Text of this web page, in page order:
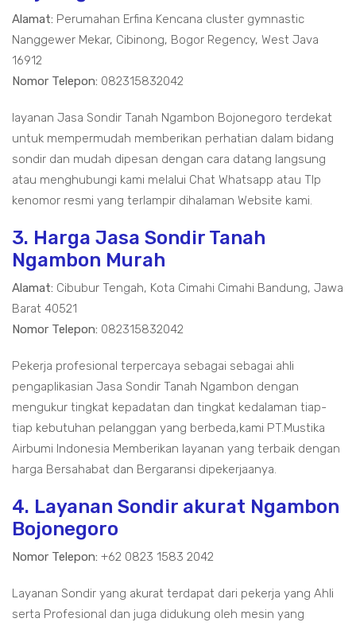
Alamat: Perumahan Erfina Kencana cluster gymnastic
Nanggewer Mekar, Cibinong, Bogor Regency, West Java
16912
Nomor Telepon: 082315832042
layanan Jasa Sondir Tanah Ngambon Bojonegoro terdekat
untuk mempermudah memberikan perhatian dalam bidang
sondir dan mudah dipesan dengan cara datang langsung
atau menghubungi kami melalui Chat Whatsapp atau Tlp
kenomor resmi yang terlampir dihalaman Website kami.
3. Harga Jasa Sondir Tanah
Ngambon Murah
Alamat: Cibubur Tengah, Kota Cimahi Cimahi Bandung, Jawa
Barat 40521
Nomor Telepon: 082315832042
Pekerja profesional terpercaya sebagai sebagai ahli
pengaplikasian Jasa Sondir Tanah Ngambon dengan
mengukur tingkat kepadatan dan tingkat kedalaman tiap-
tiap kebutuhan pelanggan yang berbeda,kami PT.Mustika
Airbumi Indonesia Memberikan layanan yang terbaik dengan
harga Bersahabat dan Bergaransi dipekerjaanya.
4. Layanan Sondir akurat Ngambon
Bojonegoro
Nomor Telepon: +62 0823 1583 2042
Layanan Sondir yang akurat terdapat dari pekerja yang Ahli
serta Profesional dan juga didukung oleh mesin yang